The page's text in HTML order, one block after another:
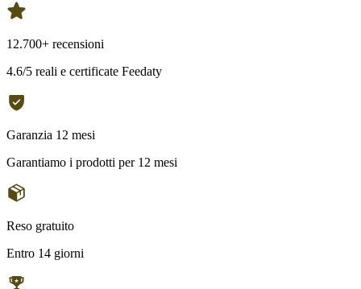
12.700+ recensioni
4.6/5 reali e certificate Feedaty
Garanzia 12 mesi
Garantiamo i prodotti per 12 mesi
Reso gratuito
Entro 14 giorni